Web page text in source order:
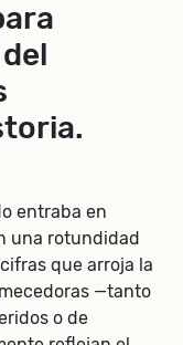
entraba en
una rotundidad
que arroja la
—tanto
o de